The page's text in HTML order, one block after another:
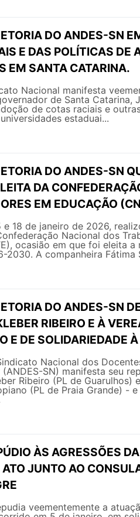
DO ANDES-SN
E DAS POLÍTICAS DE
EM SANTA CATARINA.
Nacional manifesta
de Santa Catarina,
de cotas raciais e
estaduai...
DO ANDES-SN
DA
EM EDUCAÇÃO
e 18 de janeiro de 2026,
Nacional dos
ocasião em que foi eleita
2030. A companheira Fátima
DO ANDES-SN
RIBEIRO E À
E DE SOLIDARIEDADE
Nacional dos
(ANDES-SN) manifesta seu
Ribeiro (PL de Guarulhos)
(PL de Praia Grande) -
ÀS AGRESSÕES
JUNTO AO
veementemente a